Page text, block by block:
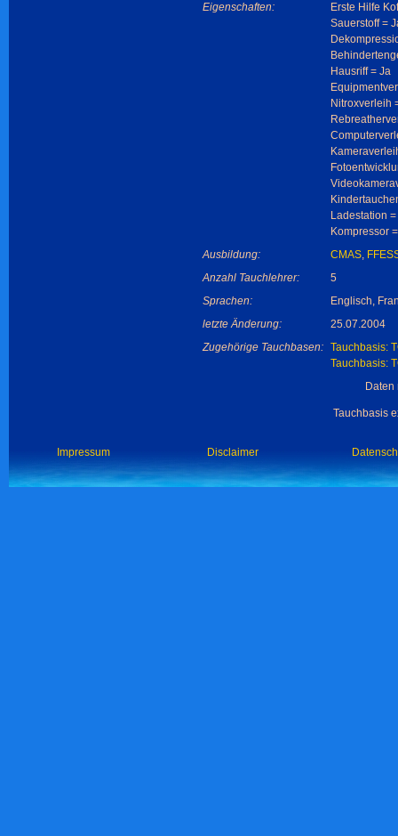
Eigenschaften:
Erste Hilfe
Sauerstoff =
Hausriff = Ja
Nitroxverleih
Ladestation =
Kompressor
Ausbildung:
CMAS,
Anzahl Tauchlehrer:
5
Sprachen:
Englisch,
letzte Änderung:
25.07.2004
Zugehörige Tauchbasen:
Tauchbasis:
Tauchbasis:
Tauchbasis
Impressum Disclaimer